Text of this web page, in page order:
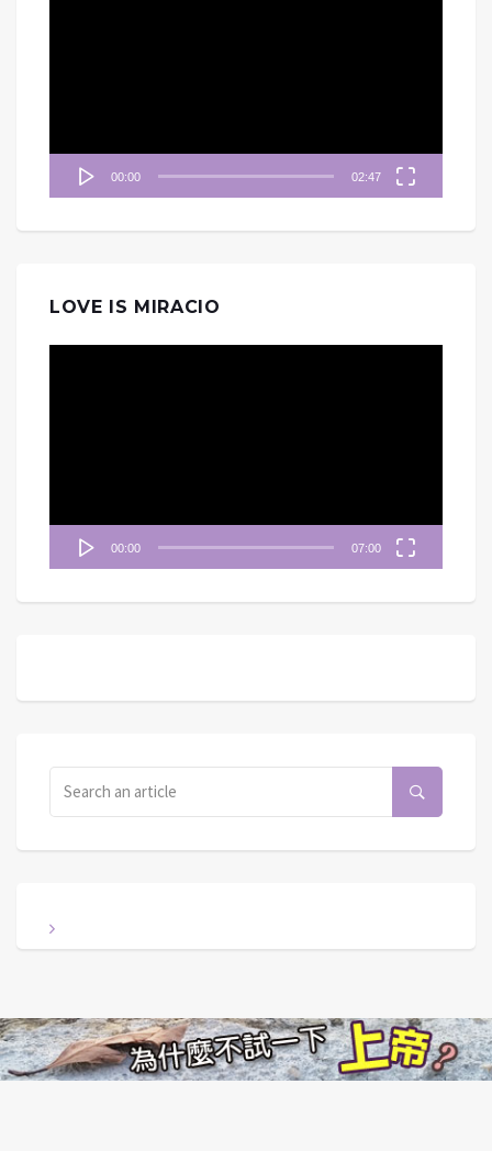
00:00 02:47
LOVE IS MIRACIO
00:00 07:00